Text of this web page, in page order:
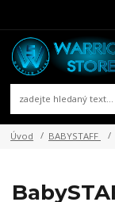
Úvod BABYSTAFF